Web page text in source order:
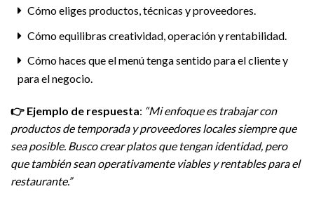
Cómo eliges productos, técnicas y proveedores.
Cómo equilibras creatividad, operación y rentabilidad.
Cómo haces que el menú tenga sentido para el cliente y
para el negocio.
👉 Ejemplo de respuesta: “Mi enfoque es trabajar con
productos de temporada y proveedores locales siempre que
sea posible. Busco crear platos que tengan identidad, pero
que también sean operativamente viables y rentables para el
restaurante.”